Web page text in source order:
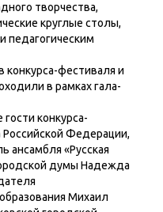
творчества,
круглые столы,
педагогическим
фестиваля и
в рамках гала-
конкурса-
Российской Федерации,
ансамбля «Русская
думы Надежда
Михаил